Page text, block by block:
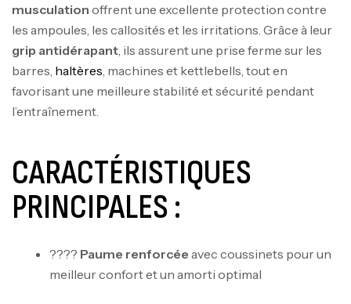
musculation offrent une excellente protection contre
les ampoules, les callosités et les irritations. Grâce à leur
grip antidérapant , ils assurent une prise ferme sur les
barres, haltères , machines et kettlebells, tout en
favorisant une meilleure stabilité et sécurité pendant
l’entraînement.
CARACTÉRISTIQUES
PRINCIPALES :
???? Paume renforcée avec coussinets pour un
meilleur confort et un amorti optimal